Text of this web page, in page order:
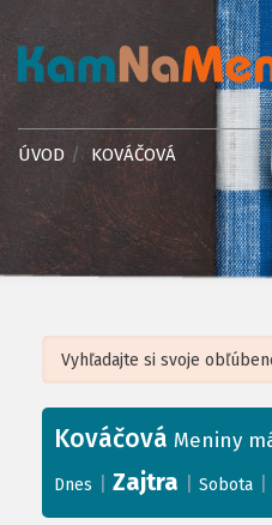
ÚVOD KOVÁČOVÁ
+
−
Leaflet| ©OpenStreetMap, Tiles
Kováčová Meniny
Dnes Zajtra Sobota